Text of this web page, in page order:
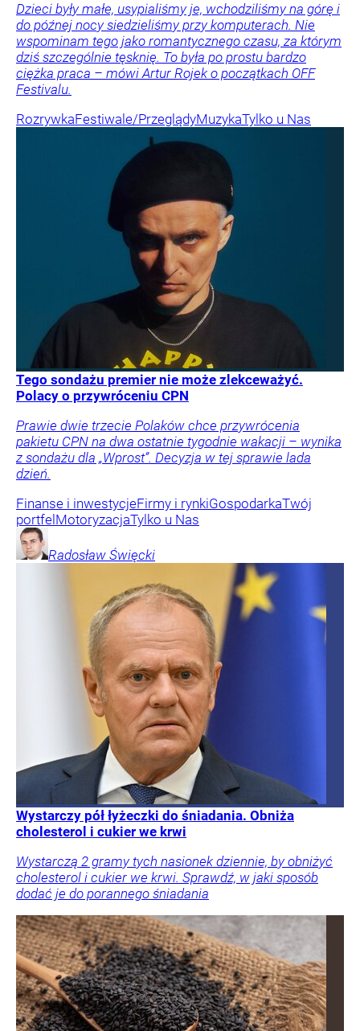
Dzieci były małe, usypialiśmy je, wchodziliśmy na górę i
do późnej nocy siedzieliśmy przy komputerach. Nie
wspominam tego jako romantycznego czasu, za którym
dziś szczególnie tęsknię. To była po prostu bardzo
ciężka praca – mówi Artur Rojek o początkach OFF
Festivalu.
RozrywkaFestiwale/PrzeglądyMuzykaTylko u Nas
Tego sondażu premier nie może zlekceważyć.
Polacy o przywróceniu CPN
Prawie dwie trzecie Polaków chce przywrócenia
pakietu CPN na dwa ostatnie tygodnie wakacji – wynika
z sondażu dla „Wprost”. Decyzja w tej sprawie lada
dzień.
Finanse i inwestycjeFirmy i rynkiGospodarkaTwój
portfel MotoryzacjaTylko u Nas
Radosław Święcki
Wystarczy pół łyżeczki do śniadania. Obniża
cholesterol i cukier we krwi
Wystarczą 2 gramy tych nasionek dziennie, by obniżyć
cholesterol i cukier we krwi. Sprawdź, w jaki sposób
dodać je do porannego śniadania